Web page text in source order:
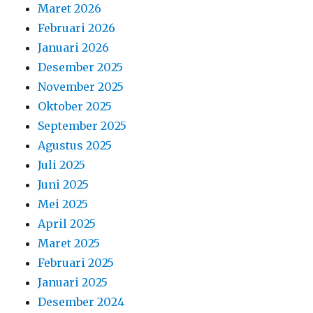
Maret 2026
Februari 2026
Januari 2026
Desember 2025
November 2025
Oktober 2025
September 2025
Agustus 2025
Juli 2025
Juni 2025
Mei 2025
April 2025
Maret 2025
Februari 2025
Januari 2025
Desember 2024